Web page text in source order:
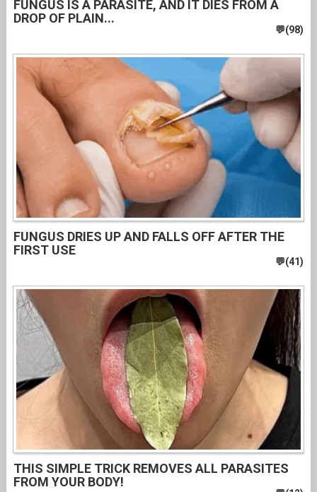
FUNGUS IS A PARASITE, AND IT DIES FROM A
DROP OF PLAIN...
FUNGUS DRIES UP AND FALLS OFF AFTER THE
FIRST USE
THIS SIMPLE TRICK REMOVES ALL PARASITES
FROM YOUR BODY!